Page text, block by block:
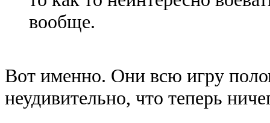
вообще.
Вот именно. Они всю игру
неудивительно, что теперь